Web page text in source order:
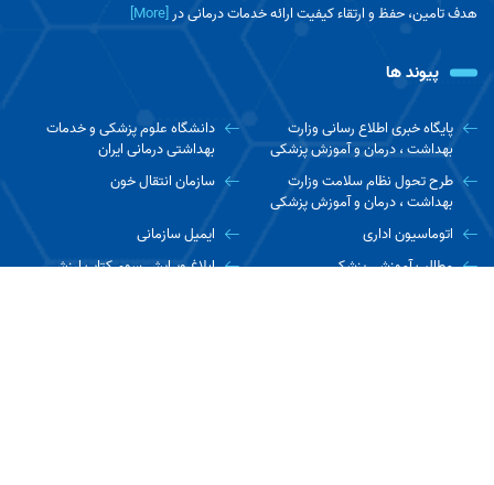
هدف تامین، حفظ و ارتقاء کیفیت ارائه خدمات درمانی در[More]
پیوند ها
پایگاه خبری اطلاع رسانی وزارت
بهداشت ، درمان و آموزش پزشکی
دانشگاه علوم پزشکی و خدمات
بهداشتی درمانی ایران
طرح تحول نظام سلامت وزارت
بهداشت ، درمان و آموزش پزشکی
سازمان انتقال خون
اتوماسیون اداری
ایمیل سازمانی
مطالب آموزشی پزشکی
ابلاغ ویرایش سوم کتاب ارزش